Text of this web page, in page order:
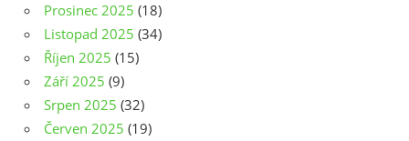
Prosinec 2025 (18)
Listopad 2025 (34)
Říjen 2025 (15)
Září 2025 (9)
Srpen 2025 (32)
Červen 2025 (19)